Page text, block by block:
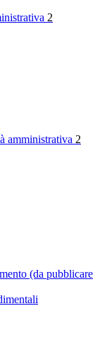
2
amministrativa 2
(da pubblicare